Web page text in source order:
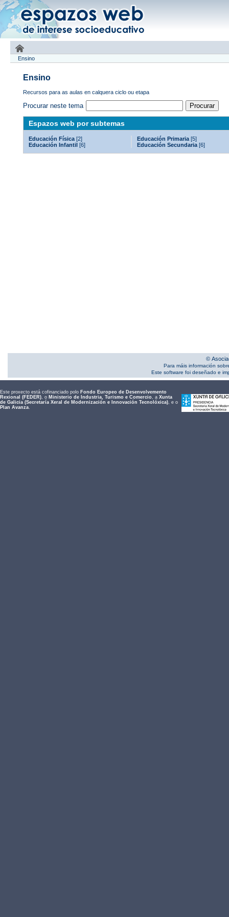
Ensino
Ensino
Recursos para as aulas en calquera ciclo ou etapa
Procurar neste tema
Espazos web por subtemas
Educación Física [2]
Educación Infantil [6]
Educación Primaria [5]
Educación Secundaria [6]
©
Para máis información
Este software foi deseñado e
Este proxecto está cofinanciado polo Fondo Europeo de Desenvolvemento
Rexional (FEDER), o Ministerio de Industria, Turismo e Comercio, a Xunta
de Galicia (Secretaría Xeral de Modernización e Innovación Tecnolóxica), e o
Plan Avanza.